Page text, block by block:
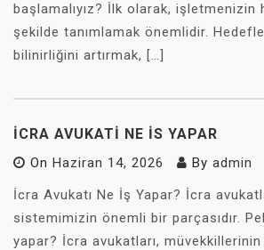
başlamalıyız? İlk olarak,
şekilde tanımlamak önemlidir.
bilinirliğini artırmak, […]
İCRA AVUKATI NE İS YAPAR
On Haziran 14, 2026 By admin
İcra Avukatı Ne İş Yapar? İcra
sistemimizin önemli bir parçasıdır.
yapar? İcra avukatları, müvekkillerinin